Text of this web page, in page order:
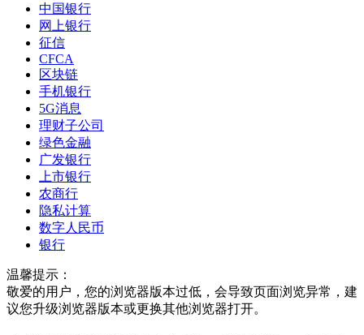
中国银行
网上银行
征信
CFCA
区块链
手机银行
5G消息
理财子公司
绿色金融
广发银行
上市银行
农商行
隐私计算
数字人民币
银行
温馨提示：
敬爱的用户，您的浏览器版本过低，会导致页面浏览异常，建
议您升级浏览器版本或更换其他浏览器打开。